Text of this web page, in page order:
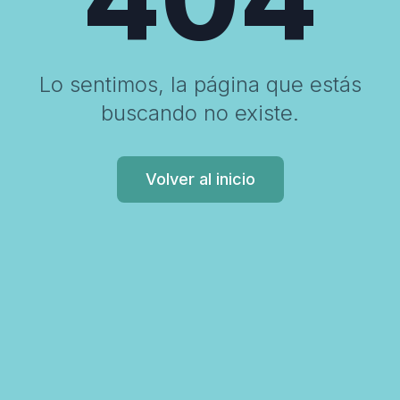
Lo sentimos, la página que estás
buscando no existe.
Volver al inicio